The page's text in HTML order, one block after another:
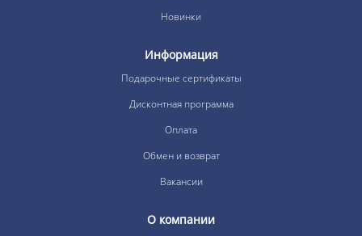
Новинки
Информация
Подарочные сертификаты
Дисконтная программа
Оплата
Обмен и возврат
Вакансии
О компании